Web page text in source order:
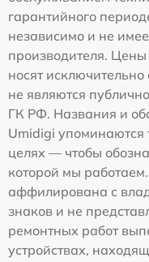
гарантийного
независимо и не
производителя.
носят
не являются
ГК РФ. Названия и
Umidigi
целях — чтобы
которой мы
аффилирована с
знаков и не
ремонтных работ
устройствах,